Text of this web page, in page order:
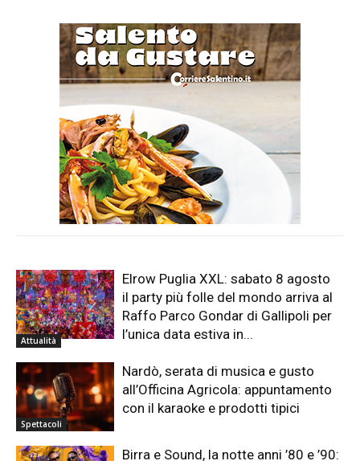
Attualità
Elrow Puglia XXL: sabato 8 agosto
il party più folle del mondo arriva al
Raffo Parco Gondar di Gallipoli per
l’unica data estiva in...
Spettacoli
Nardò, serata di musica e gusto
all’Officina Agricola: appuntamento
con il karaoke e prodotti tipici
Birra e Sound, la notte anni ’80 e ’90: